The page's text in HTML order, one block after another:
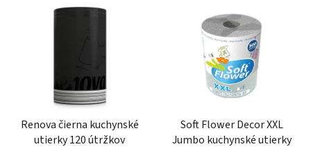
Renova čierna kuchynské
utierky 120 útržkov
Soft Flower Decor XXL
Jumbo kuchynské utierky